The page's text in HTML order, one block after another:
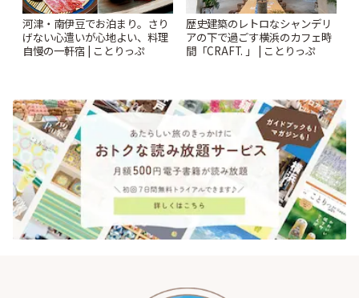
河津・南伊豆でお泊まり。さり
げない心遣いが心地よい、料理
自慢の一軒宿 | ことりっぷ
歴史建築のレトロなシャンデリ
アの下で過ごす横浜のカフェ時
間「CRAFT. 」 | ことりっぷ